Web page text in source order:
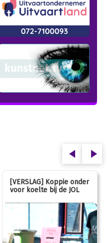
[VERSLAG] Koppie onder
voor koelte bij de JOL